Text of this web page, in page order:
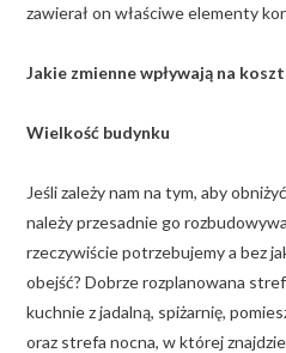
zawierał on właściwe elementy
Jakie zmienne wpływają na
Wielkość budynku
Jeśli zależy nam na tym, aby
należy przesadnie go
rzeczywiście potrzebujemy a bez
obejść? Dobrze rozplanowana
kuchnie z jadalną, spiżarnię,
oraz strefa nocna, w której